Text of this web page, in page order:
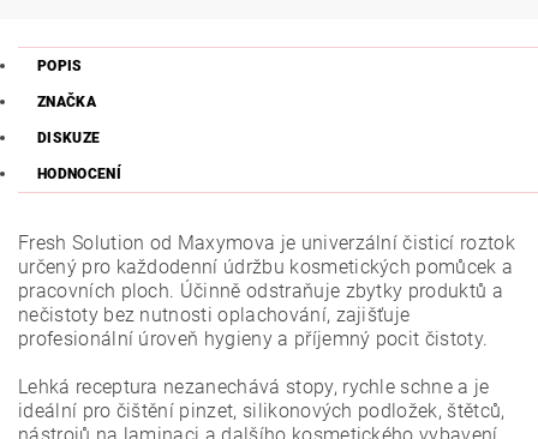
POPIS
ZNAČKA
DISKUZE
HODNOCENÍ
Fresh Solution od Maxymova je univerzální čisticí roztok
určený pro každodenní údržbu kosmetických pomůcek a
pracovních ploch. Účinně odstraňuje zbytky produktů a
nečistoty bez nutnosti oplachování, zajišťuje
profesionální úroveň hygieny a příjemný pocit čistoty.
Lehká receptura nezanechává stopy, rychle schne a je
ideální pro čištění pinzet, silikonových podložek, štětců,